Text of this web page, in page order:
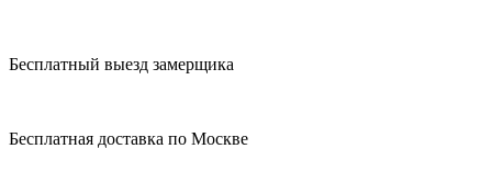
Бесплатный выезд замерщика
Бесплатная доставка по Москве